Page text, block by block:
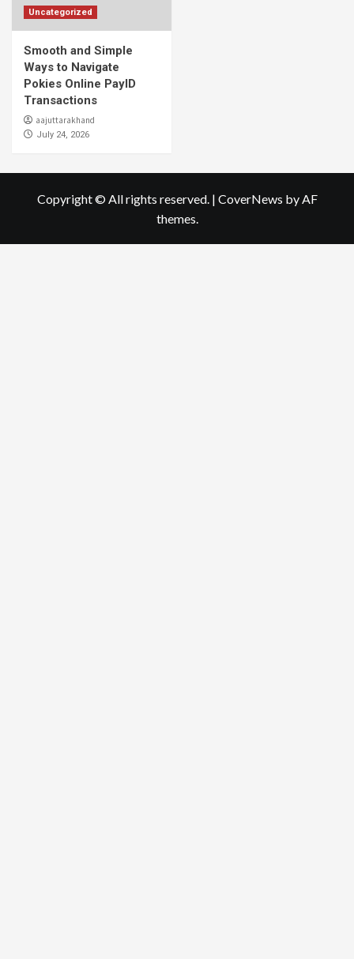
Uncategorized
Smooth and Simple
Ways to Navigate
Pokies Online PayID
Transactions
aajuttarakhand
July 24, 2026
Copyright © All rights reserved. | CoverNews by AF
themes.